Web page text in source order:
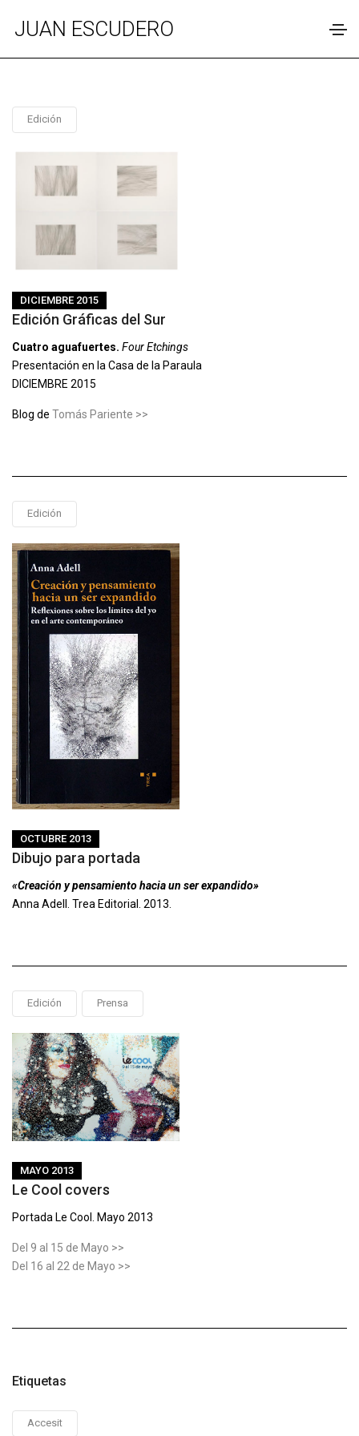
JUAN ESCUDERO
Edición
DICIEMBRE 2015
Edición Gráficas del Sur
Cuatro aguafuertes. Four Etchings
Presentación en la Casa de la Paraula
DICIEMBRE 2015
Blog de Tomás Pariente >>
Edición
OCTUBRE 2013
Dibujo para portada
«Creación y pensamiento hacia un ser expandido»
Anna Adell. Trea Editorial. 2013.
Edición Prensa
MAYO 2013
Le Cool covers
Portada Le Cool. Mayo 2013
Del 9 al 15 de Mayo >>
Del 16 al 22 de Mayo >>
Etiquetas
Accesit